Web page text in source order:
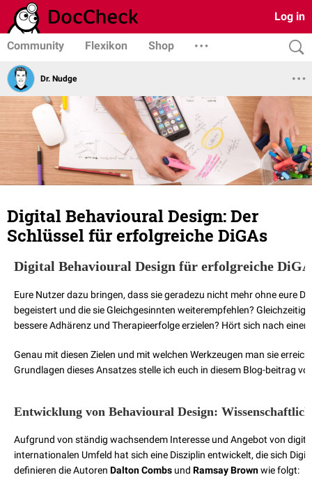
Log in
Community Flexikon Shop
Dr. Nudge
Digital Behavioural Design: Der
Schlüssel für erfolgreiche DiGAs
Digital Behavioural Design für erfolgreiche
Eure Nutzer dazu bringen, dass sie geradezu nicht mehr ohne eure
begeistert und die sie Gleichgesinnten weiterempfehlen?
bessere Adhärenz und Therapieerfolge erzielen? Hört sich nach
Genau mit diesen Zielen und mit welchen Werkzeugen man sie
Grundlagen dieses Ansatzes stelle ich euch in diesem Blog-beitrag
Entwicklung von Behavioural Design:
Aufgrund von ständig wachsendem Interesse und Angebot von
internationalen Umfeld hat sich eine Disziplin entwickelt, die sich
definieren die Autoren Dalton Combs und Ramsay Brownwie folgt: